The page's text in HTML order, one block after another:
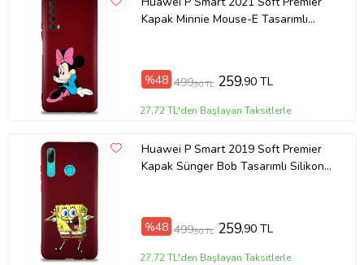
Ürün Kodu:
Kapak Minnie Mouse-E Tasarımlı
%48 499,90 TL 259,90 TL
27,72 TL'den Başlayan Taksitlerle
Huawei P Smart 2019 Soft Premier
Kapak Sünger Bob Tasarımlı Silikon
%48 499,90 TL 259,90 TL
27,72 TL'den Başlayan Taksitlerle